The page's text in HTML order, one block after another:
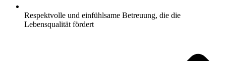
Respektvolle und einfühlsame Betreuung, die die
Lebensqualität fördert